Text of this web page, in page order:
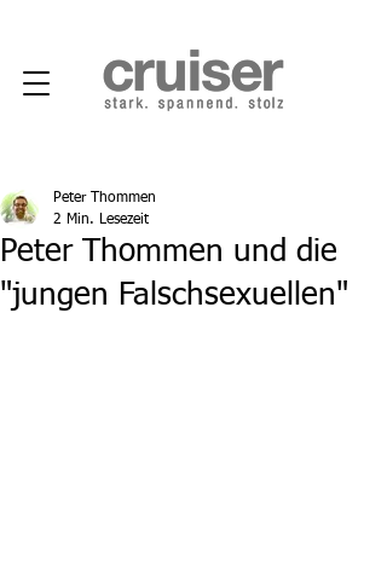
Peter Thommen und die
"jungen Falschsexuellen"
Peter Thommen
2 Min. Lesezeit